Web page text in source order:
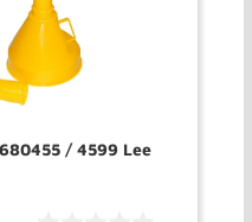
/ 4599 Lee